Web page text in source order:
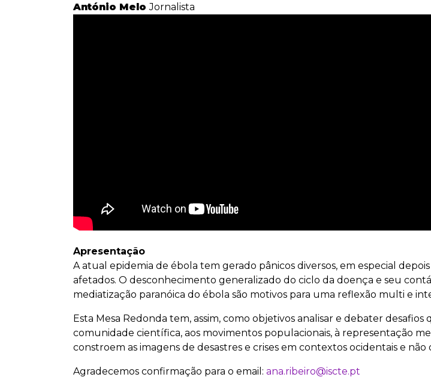
António MeloJornalista
Apresentação
A atual epidemia de ébola tem gerado pânicos diversos, em especial
afetados. O desconhecimento generalizado do ciclo da doença e seu
mediatização paranóica do ébola são motivos para uma reflexão multi e
Esta Mesa Redonda tem, assim, como objetivos analisar e debater
comunidade científica, aos movimentos populacionais, à representação
constroem as imagens de desastres e crises em contextos ocidentais e não
Agradecemos confirmação para o email: ana.ribeiro@iscte.pt